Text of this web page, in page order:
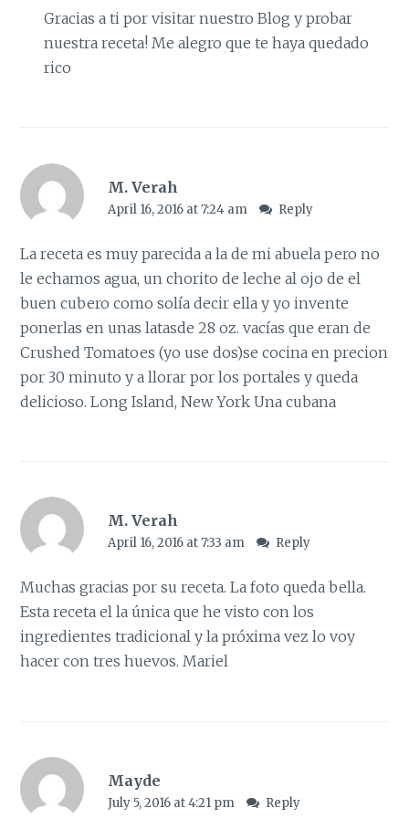
Gracias a ti por visitar nuestro Blog y probar
nuestra receta! Me alegro que te haya quedado
rico
M. Verah
April 16, 2016 at 7:24 am Reply
La receta es muy parecida a la de mi abuela pero no
le echamos agua, un chorito de leche al ojo de el
buen cubero como solía decir ella y yo invente
ponerlas en unas latasde 28 oz. vacías que eran de
Crushed Tomatoes (yo use dos)se cocina en precion
por 30 minuto y a llorar por los portales y queda
delicioso. Long Island, New York Una cubana
M. Verah
April 16, 2016 at 7:33 am Reply
Muchas gracias por su receta. La foto queda bella.
Esta receta el la única que he visto con los
ingredientes tradicional y la próxima vez lo voy
hacer con tres huevos. Mariel
Mayde
July 5, 2016 at 4:21 pm Reply